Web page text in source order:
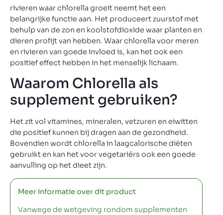
rivieren waar chlorella groeit neemt het een
belangrijke functie aan. Het produceert zuurstof met
behulp van de zon en koolstofdioxide waar planten en
dieren profijt van hebben. Waar chlorella voor meren
en rivieren van goede invloed is, kan het ook een
positief effect hebben in het menselijk lichaam.
Waarom Chlorella als
supplement gebruiken?
Het zit vol vitamines, mineralen, vetzuren en eiwitten
die positief kunnen bij dragen aan de gezondheid.
Bovendien wordt chlorella in laagcalorische diëten
gebruikt en kan het voor vegetariërs ook een goede
aanvulling op het dieet zijn.
Meer informatie over dit product
Vanwege de wetgeving rondom supplementen